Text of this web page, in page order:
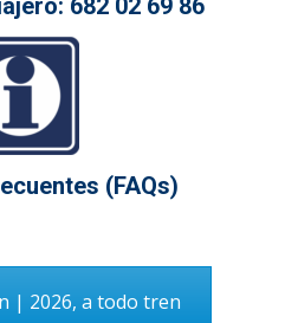
682 02 69 86
(FAQs)
| 2026, a todo tren